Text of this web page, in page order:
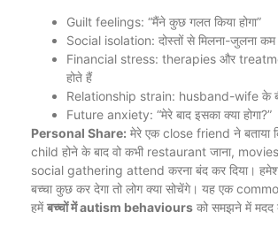
Guilt feelings: “मैंने कुछ गलत किया होगा”
Social isolation: दोस्तों से मिलना-जुलना कम
Financial stress: therapies और
होते हैं
Relationship strain: husband-wife के
Future anxiety: “मेरे बाद इसका क्या होगा?”
Personal Share: मेरे एक close friend ने बताया
child होने के बाद वो कभी restaurant जाना,
social gathering attend करना बंद कर दिया।
बच्चा कुछ कर देगा तो लोग क्या सोचेंगे। यह एक
हमेंबच्चों में autism behaviours को समझने में मदद